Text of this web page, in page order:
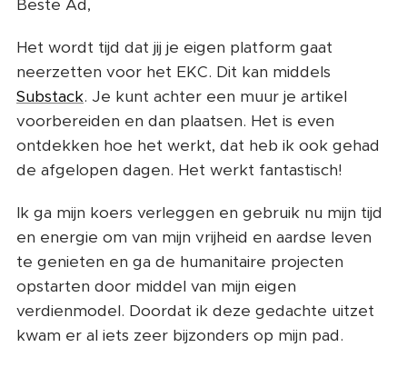
Beste Ad,
Het wordt tijd dat jij je eigen platform gaat
neerzetten voor het EKC. Dit kan middels
Substack. Je kunt achter een muur je artikel
voorbereiden en dan plaatsen. Het is even
ontdekken hoe het werkt, dat heb ik ook gehad
de afgelopen dagen. Het werkt fantastisch!
Ik ga mijn koers verleggen en gebruik nu mijn tijd
en energie om van mijn vrijheid en aardse leven
te genieten en ga de humanitaire projecten
opstarten door middel van mijn eigen
verdienmodel. Doordat ik deze gedachte uitzet
kwam er al iets zeer bijzonders op mijn pad.